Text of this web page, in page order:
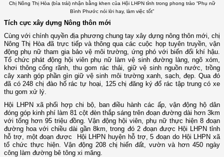
Chị Nông Thị Hòa (bìa trái) nhận bằng khen của Hội LHPN tỉnh trong phong trào “Phụ nữ
Bình Phước nói lời hay, làm việc tốt”
Tích cực xây dựng Nông thôn mới
Cùng với chính quyền địa phương chung tay xây dựng nông thôn mới, chị
Nông Thị Hòa đã trực tiếp và thông qua các cuộc họp tuyên truyền, vận
động phụ nữ tham gia bảo vệ môi trường, ứng phó với biến đổi khí hậu.
Tổ chức phát động hội viên phụ nữ làm vệ sinh đường làng, ngõ xóm,
khơi thông cống rãnh, thu gom rác thải, giữ vệ sinh nguồn nước, trồng
cây xanh góp phần gìn giữ vệ sinh môi trường xanh, sạch, đẹp. Qua đó
đã có 248 chị đào hố rác tự hoại, 125 chị đăng ký đổ rác tập trung có xe
thu gom xử lý.
Hội LHPN xã phối hợp chi bộ, ban điều hành các ấp, vận động hộ dân
đóng góp kinh phí làm 81 cột đèn thắp sáng trên đoạn đường dài hơn 3km
với tổng hơn 95 triệu đồng. Vận động hội viên, phụ nữ thực hiện 8 đoạn
đường hoa với chiều dài gần 8km, trong đó 2 đoạn được Hội LHPN tỉnh
hỗ trợ, một đoạn được Hội LHPN huyện hỗ trợ, 5 đoạn do Hội LHPN xã
tổ chức thực hiện. Vận động 208 chị hiến đất, vườn và hơn 450 ngày
công làm đường bê tông xi măng.